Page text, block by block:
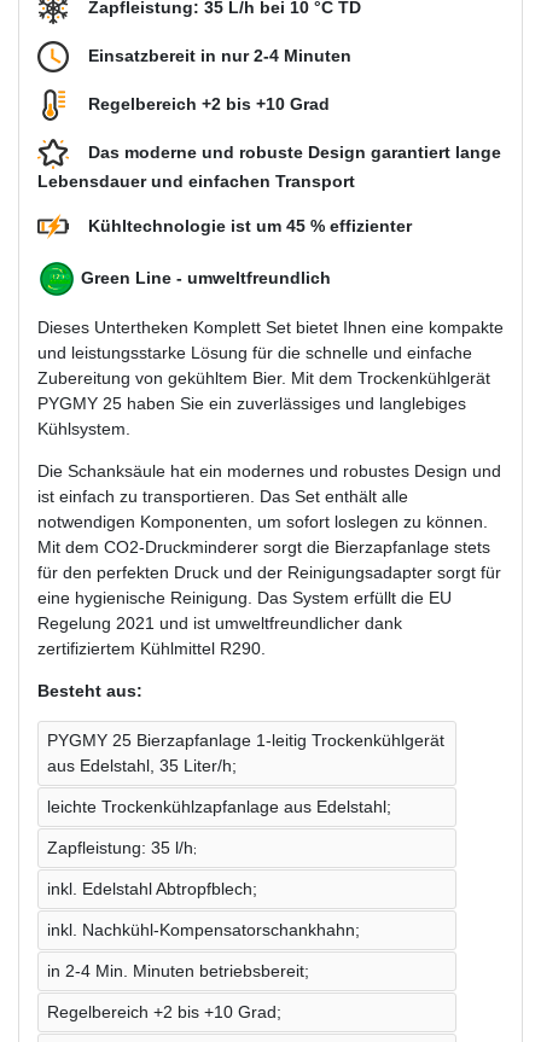
Zapfleistung: 35 L/h bei 10 °C TD
Einsatzbereit in nur 2-4 Minuten
Regelbereich +2 bis +10 Grad
Das moderne und robuste Design garantiert lange
Lebensdauer und einfachen Transport
Kühltechnologie ist um 45 % effizienter
Green Line - umweltfreundlich
Dieses Untertheken Komplett Set bietet Ihnen eine kompakte
und leistungsstarke Lösung für die schnelle und einfache
Zubereitung von gekühltem Bier. Mit dem Trockenkühlgerät
PYGMY 25 haben Sie ein zuverlässiges und langlebiges
Kühlsystem.
Die Schanksäule hat ein modernes und robustes Design und
ist einfach zu transportieren. Das Set enthält alle
notwendigen Komponenten, um sofort loslegen zu können.
Mit dem CO2-Druckminderer sorgt die Bierzapfanlage stets
für den perfekten Druck und der Reinigungsadapter sorgt für
eine hygienische Reinigung. Das System erfüllt die EU
Regelung 2021 und ist umweltfreundlicher dank
zertifiziertem Kühlmittel R290.
Besteht aus:
PYGMY 25 Bierzapfanlage 1-leitig Trockenkühlgerät
aus Edelstahl, 35 Liter/h;
leichte Trockenkühlzapfanlage aus Edelstahl;
Zapfleistung: 35 l/h;
inkl. Edelstahl Abtropfblech;
inkl. Nachkühl-Kompensatorschankhahn;
in 2-4 Min. Minuten betriebsbereit;
Regelbereich +2 bis +10 Grad;